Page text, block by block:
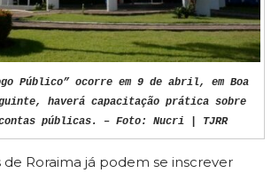
Público” ocorre em 9 de abril, em Boa
haverá capacitação prática sobre
públicas. – Foto: Nucri | TJRR
Roraima já podem se inscrever